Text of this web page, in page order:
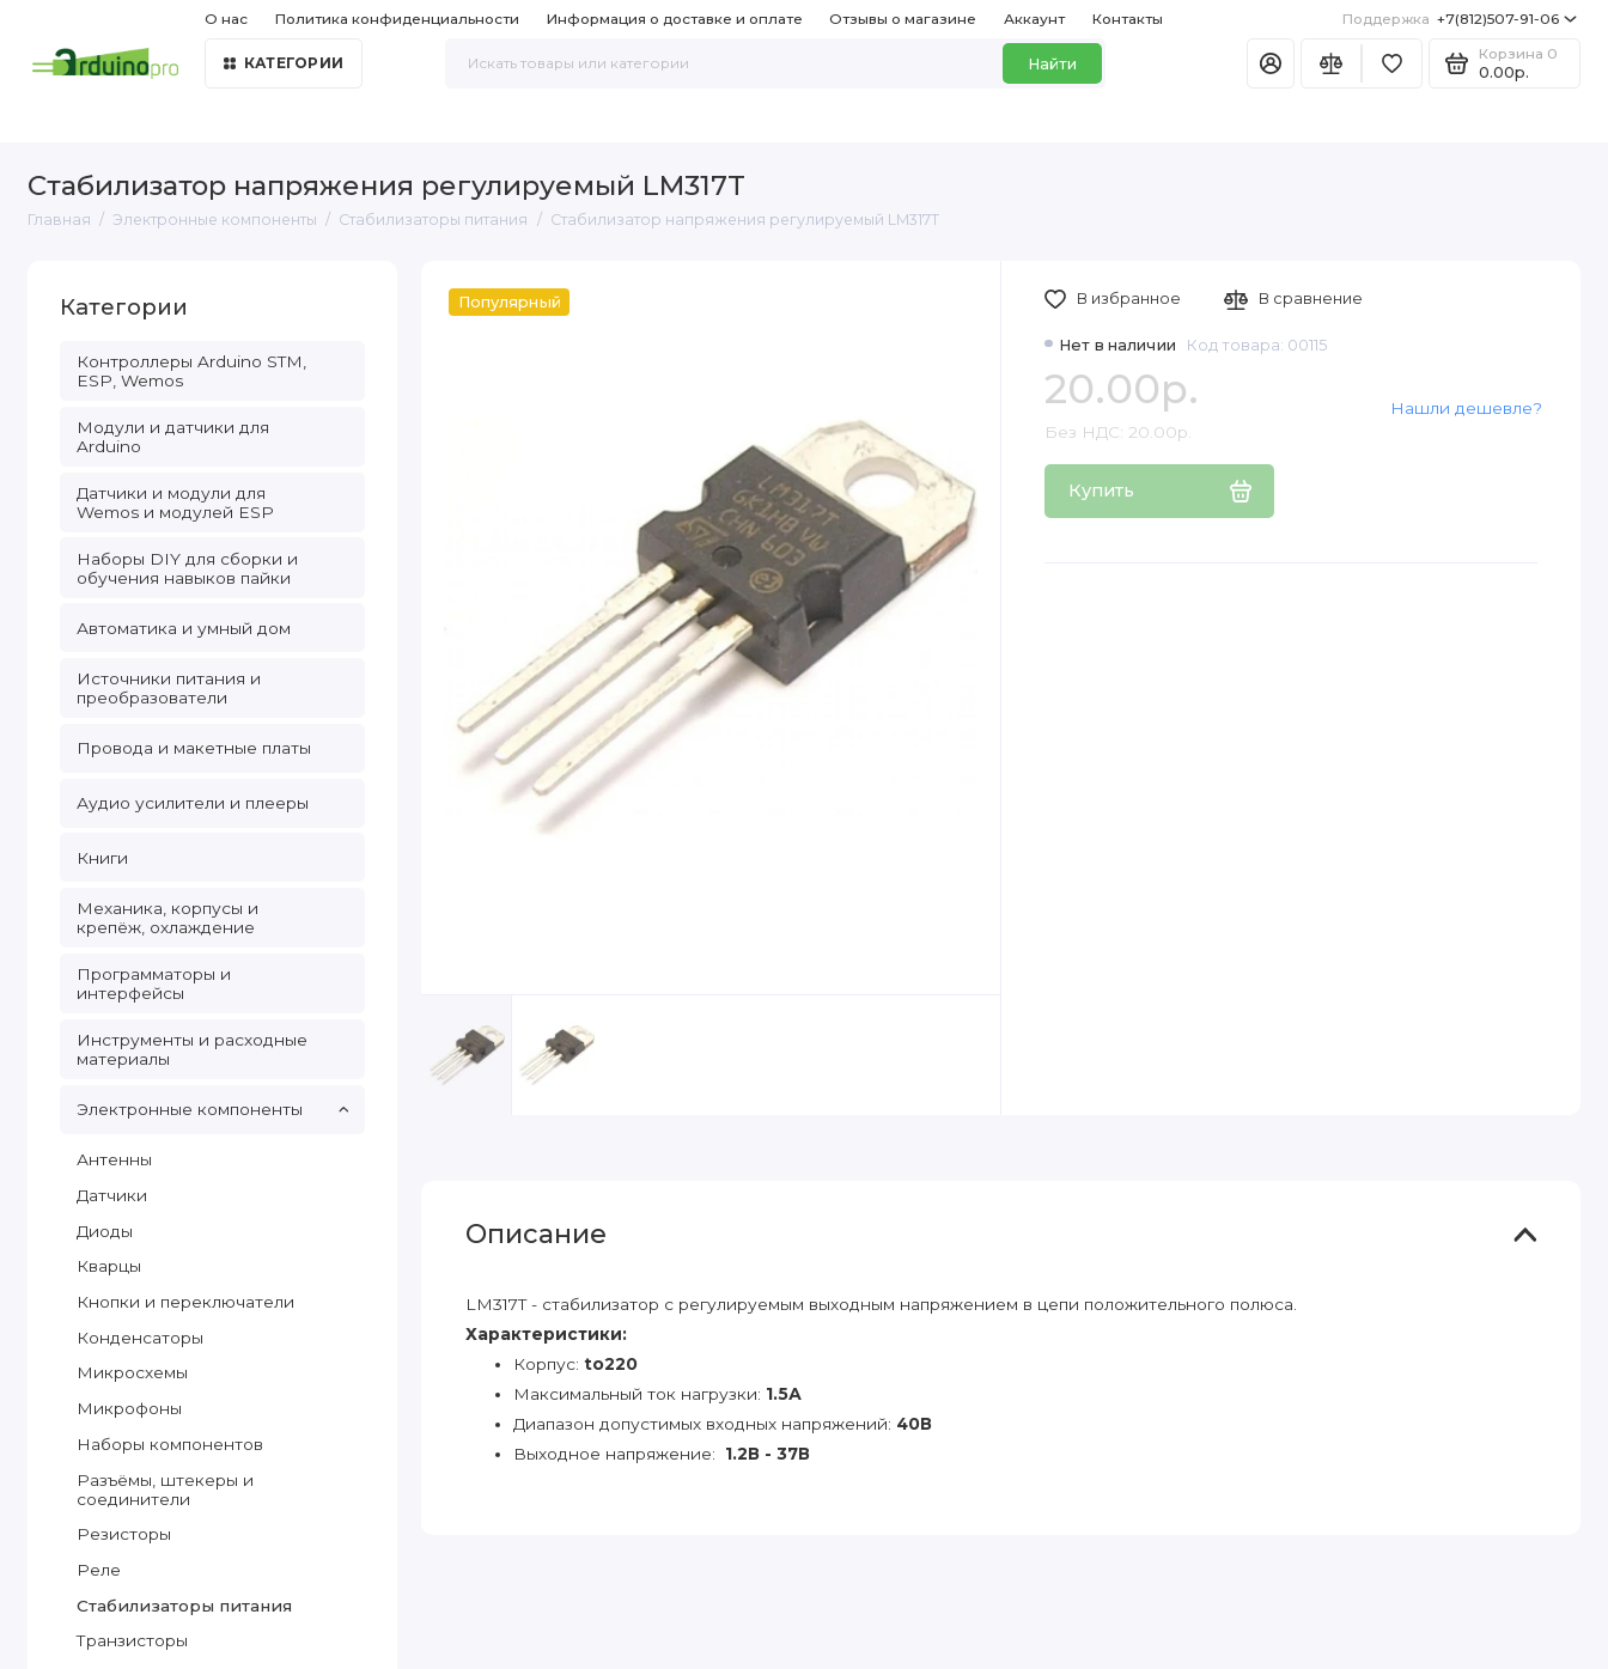
О нас Политика конфиденциальности Информация о доставке и оплате Отзывы о магазине Аккаунт Контакты Поддержка +7(812)507-91-06
КАТЕГОРИИ Найти
Корзина 0
0.00р.
Стабилизатор напряжения регулируемый LM317T
Главная Электронные компоненты Стабилизаторы питания Стабилизатор напряжения регулируемый LM317T
Категории
Контроллеры Arduino STM,
ESP, Wemos
Модули и датчики для
Arduino
Датчики и модули для
Wemos и модулей ESP
Наборы DIY для сборки и
обучения навыков пайки
Автоматика и умный дом
Источники питания и
преобразователи
Провода и макетные платы
Аудио усилители и плееры
Книги
Механика, корпусы и
крепёж, охлаждение
Программаторы и
интерфейсы
Инструменты и расходные
материалы
Электронные компоненты
Антенны
Датчики
Диоды
Кварцы
Кнопки и переключатели
Конденсаторы
Микросхемы
Микрофоны
Наборы компонентов
Разъёмы, штекеры и
соединители
Резисторы
Реле
Стабилизаторы питания
Транзисторы
Популярный
Нет в наличии Код товара: 00115
20.00р.
Без НДС: 20.00р.
Купить
Нашли дешевле?
В избранное В сравнение
Описание
LM317T - стабилизатор с регулируемым выходным напряжением в цепи положительного полюса.
Характеристики:
Корпус: to220
Максимальный ток нагрузки: 1.5А
Диапазон допустимых входных напряжений: 40В
Выходное напряжение: 1.2В - 37В